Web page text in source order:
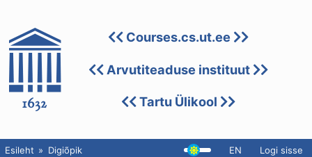
Courses.cs.ut.ee
Arvutiteaduse instituut
Tartu Ülikool
Esileht Digiõpik EN Logi sisse